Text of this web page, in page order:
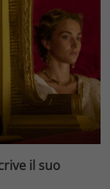
il suo